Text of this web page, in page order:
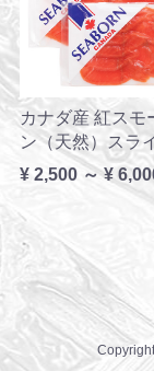
カナダ産 紅スモ
ン（天然）スラ
¥ 2,500 ～ ¥